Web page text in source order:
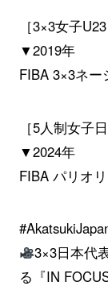
［3×3女子
▼2019年
FIBA 3×3ネ
［5人制女子
▼2024年
FIBA パリオ
3×3日本代
る『IN FOCUS